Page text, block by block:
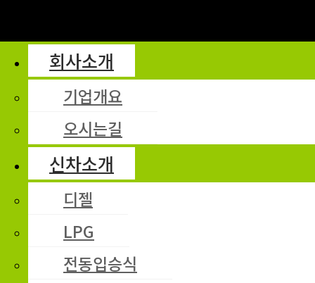
회사소개
기업개요
오시는길
신차소개
디젤
LPG
전동입승식